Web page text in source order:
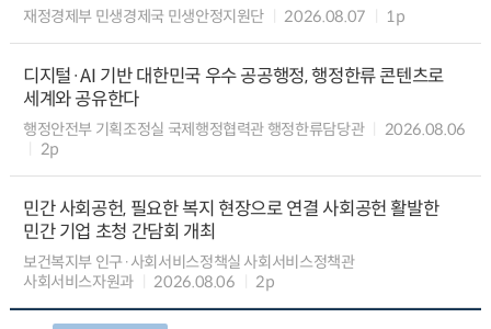
재정경제부 민생경제국 민생안정지원단 2026.08.07 1p
디지털·AI 기반 대한민국 우수 공공행정, 행정한류 콘텐츠로
세계와 공유한다
행정안전부 기획조정실 국제행정협력관 행정한류담당관
2026.08.06
2p
민간 사회공헌, 필요한 복지 현장으로 연결 사회공헌 활발한
민간 기업 초청 간담회 개최
보건복지부 인구·사회서비스정책실 사회서비스정책관
사회서비스자원과
2026.08.06 2p